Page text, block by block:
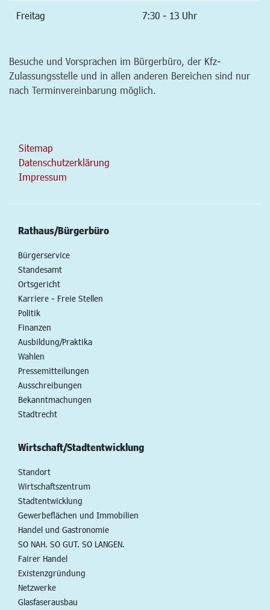
Freitag 7:30 - 13 Uhr
Besuche und Vorsprachen im Bürgerbüro, der Kfz-
Zulassungsstelle und in allen anderen Bereichen sind nur
nach Terminvereinbarung möglich.
Sitemap
Datenschutzerklärung
Impressum
Rathaus/Bürgerbüro
Bürgerservice
Standesamt
Ortsgericht
Karriere - Freie Stellen
Politik
Finanzen
Ausbildung/Praktika
Wahlen
Pressemitteilungen
Ausschreibungen
Bekanntmachungen
Stadtrecht
Wirtschaft/Stadtentwicklung
Standort
Wirtschaftszentrum
Stadtentwicklung
Gewerbeflächen und Immobilien
Handel und Gastronomie
SO NAH. SO GUT. SO LANGEN.
Fairer Handel
Existenzgründung
Netzwerke
Glasfaserausbau